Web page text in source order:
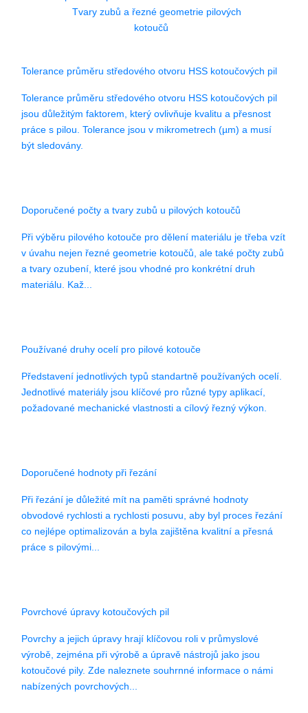
Tvary zubů a řezné geometrie pilových
kotoučů
Tolerance průměru středového otvoru HSS kotoučových pil
Tolerance průměru středového otvoru HSS kotoučových pil
jsou důležitým faktorem, který ovlivňuje kvalitu a přesnost
práce s pilou. Tolerance jsou v mikrometrech (µm) a musí
být sledovány.
Doporučené počty a tvary zubů u pilových kotoučů
Při výběru pilového kotouče pro dělení materiálu je třeba vzít
v úvahu nejen řezné geometrie kotoučů, ale také počty zubů
a tvary ozubení, které jsou vhodné pro konkrétní druh
materiálu. Kaž...
Používané druhy ocelí pro pilové kotouče
Představení jednotlivých typů standartně používaných ocelí.
Jednotlivé materiály jsou klíčové pro různé typy aplikací,
požadované mechanické vlastnosti a cílový řezný výkon.
Doporučené hodnoty při řezání
Při řezání je důležité mít na paměti správné hodnoty
obvodové rychlosti a rychlosti posuvu, aby byl proces řezání
co nejlépe optimalizován a byla zajištěna kvalitní a přesná
práce s pilovými...
Povrchové úpravy kotoučových pil
Povrchy a jejich úpravy hrají klíčovou roli v průmyslové
výrobě, zejména při výrobě a úpravě nástrojů jako jsou
kotoučové pily. Zde naleznete souhrnné informace o námi
nabízených povrchových...